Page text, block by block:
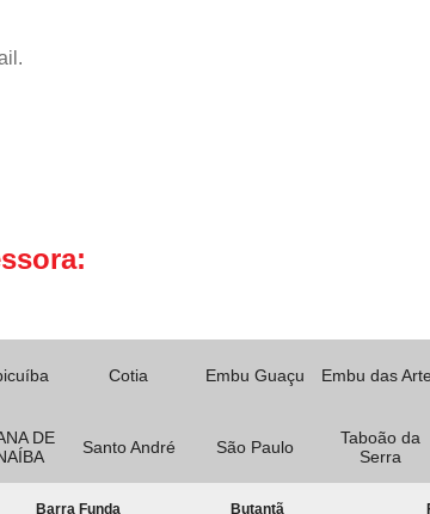
Cotia Embu Guaçu Embu das
DE
Santo André São Paulo
Taboão da
Serra
Barra Funda Butantã